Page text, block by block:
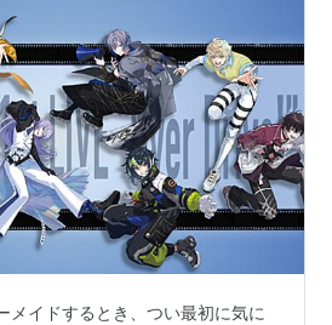
メイドするとき、つい最初に気に